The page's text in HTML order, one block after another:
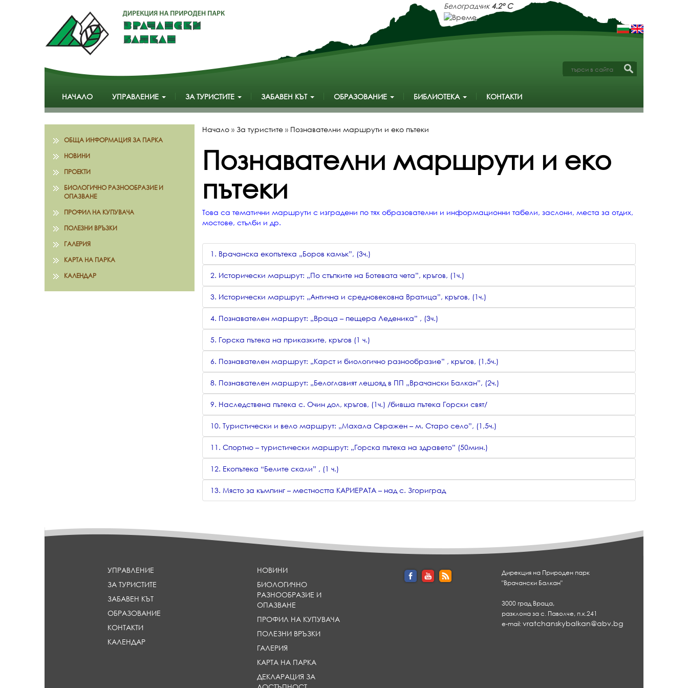
Монтана2.4° C
НАЧАЛО УПРАВЛЕНИЕ ЗА ТУРИСТИТЕ ЗАБАВЕН КЪТ ОБРАЗОВАНИЕ БИБЛИОТЕКА КОНТАКТИ
ОБЩА ИНФОРМАЦИЯ ЗА ПАРКА
НОВИНИ
ПРОЕКТИ
БИОЛОГИЧНО РАЗНООБРАЗИЕ И
ОПАЗВАНЕ
ПРОФИЛ НА КУПУВАЧА
ПОЛЕЗНИ ВРЪЗКИ
ГАЛЕРИЯ
КАРТА НА ПАРКА
КАЛЕНДАР
Начало» За туристите» Познавателни маршрути и еко пътеки
Познавателни маршрути и еко
пътеки
Това са тематични маршрути с изградени по тях образователни и информационни табели, заслони, места за отдих,
мостове, стълби и др.
1. Врачанска екопътека „Боров камък”, (3ч.)
2. Исторически маршрут: „По стъпките на Ботевата чета”, кръгов, (1ч.)
3. Исторически маршрут: „Антична и средновековна Вратица”, кръгов, (1ч.)
4. Познавателен маршрут: „Враца – пещера Леденика” , (3ч.)
5. Горска пътека на приказките, кръгов (1 ч.)
6. Познавателен маршрут: „Карст и биологично разнообразие” , кръгов, (1,5ч.)
8. Познавателен маршрут: „Белоглавият лешояд в ПП „Врачански Балкан”, (2ч.)
9. Наследствена пътека с. Очин дол, кръгов, (1ч.) /бивша пътека Горски свят/
10. Туристически и вело маршрут: „Махала Свражен – м. Старо село”, (1,5ч.)
11. Спортно – туристически маршрут: „Горска пътека на здравето” (50мин.)
12. Екопътека “Белите скали” , (1 ч.)
13. Място за къмпинг – местността КАРИЕРАТА – над с. Згориград
УПРАВЛЕНИЕ
ЗА ТУРИСТИТЕ
ЗАБАВЕН КЪТ
ОБРАЗОВАНИЕ
КОНТАКТИ
КАЛЕНДАР
НОВИНИ
БИОЛОГИЧНО
РАЗНООБРАЗИЕ И
ОПАЗВАНЕ
ПРОФИЛ НА КУПУВАЧА
ПОЛЕЗНИ ВРЪЗКИ
ГАЛЕРИЯ
КАРТА НА ПАРКА
ДЕКЛАРАЦИЯ ЗА
Дирекция на Природен парк
"Врачански Балкан"
3000 град Враца,
разклона за с. Паволче, п.к.241
e-mail:vratchanskybalkan@abv.bg